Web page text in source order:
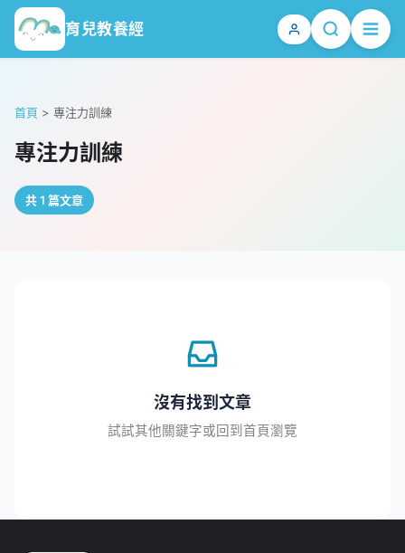
育兒教養經
首頁 > 專注力訓練
專注力訓練
共 1 篇文章
沒有找到文章
試試其他關鍵字或回到首頁瀏覽